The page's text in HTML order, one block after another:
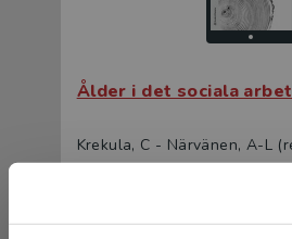
Ålder i det sociala
Krekula, C - Närvänen, A-L